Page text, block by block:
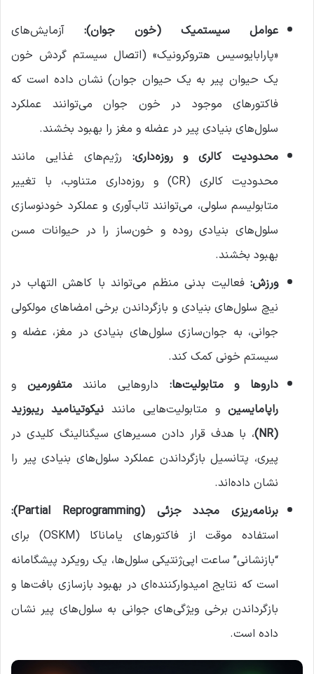
عوامل سیستمیک (خون جوان): آزمایش‌های
«پارابایوسیس هتروکرونیک» (اتصال سیستم گردش خون
یک حیوان پیر به یک حیوان جوان) نشان داده است که
فاکتورهای موجود در خون جوان می‌توانند عملکرد
سلول‌های بنیادی پیر در عضله و مغز را بهبود بخشند.
محدودیت کالری و روزه‌داری: رژیم‌های غذایی مانند
محدودیت کالری (CR) و روزه‌داری متناوب، با تغییر
متابولیسم سلولی، می‌توانند تاب‌آوری و عملکرد خودنوسازی
سلول‌های بنیادی روده و خون‌ساز را در حیوانات مسن
بهبود بخشند.
ورزش: فعالیت بدنی منظم می‌تواند با کاهش التهاب در
نیچ سلول‌های بنیادی و بازگرداندن برخی امضاهای مولکولی
جوانی، به جوان‌سازی سلول‌های بنیادی در مغز، عضله و
سیستم خونی کمک کند.
داروها و متابولیت‌ها: داروهایی مانندمتفورمین و
راپامایسین و متابولیت‌هایی مانند نیکوتینامید ریبوزید
(NR)
، با هدف قرار دادن مسیرهای سیگنالینگ کلیدی در
پیری، پتانسیل بازگرداندن عملکرد سلول‌های بنیادی پیر را
نشان داده‌اند.
برنامه‌ریزی مجدد جزئی (Partial Reprogramming):
استفاده موقت از فاکتورهای یاماناکا (OSKM) برای
“بازنشانی” ساعت اپی‌ژنتیکی سلول‌ها، یک رویکرد پیشگامانه
است که نتایج امیدوارکننده‌ای در بهبود بازسازی بافت‌ها و
بازگرداندن برخی ویژگی‌های جوانی به سلول‌های پیر نشان
داده است.